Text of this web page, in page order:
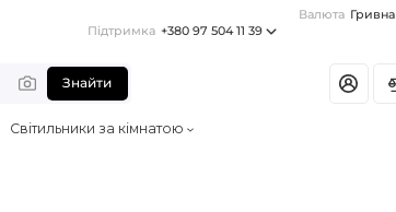
Підтримка +380 97 504 11 39
Валюта Гривна
Знайти
Світильники за кімнатою